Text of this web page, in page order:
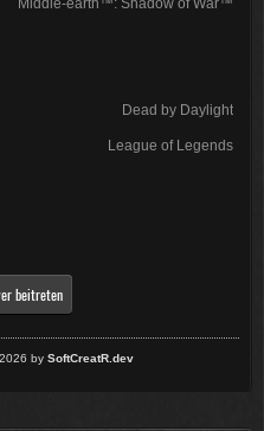
Middle-earth™: Shadow of War™
Dead by Daylight
League of Legends
beitreten
by SoftCreatR.dev